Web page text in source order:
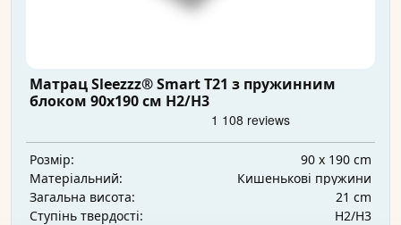
Матрац Sleezzz® Smart T21 з пружинним
блоком 90x190 см H2/H3
Розмір:
90 x 190 cm
Матеріальний:
Кишенькові пружини
Загальна висота:
21 cm
Ступінь твердості:
H2/H3